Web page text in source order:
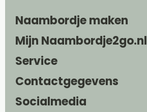
Naambordje maken
Mijn Naambordje2go.nl
Service
Contactgegevens
Socialmedia